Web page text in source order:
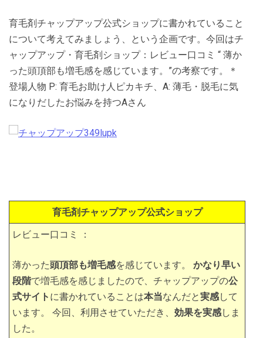
育毛剤チャップアップ公式ショップに書かれていること
について考えてみましょう、という企画です。今回はチ
ャップアップ・育毛剤ショップ：レビュー口コミ “ 薄か
った頭頂部も増毛感を感じています。”の考察です。＊
登場人物 P: 育毛お助け人ピカキチ、A: 薄毛・脱毛に気
になりだしたお悩みを持つAさん
育毛剤チャップアップ公式ショップ
レビュー口コミ ：
薄かった頭頂部も増毛感を感じています。 かなり早い
段階で増毛感を感じましたので、チャップアップの公
式サイト に書かれていることは本当なんだと実感して
います。 今回、利用させていただき、 効果を実感しま
した。